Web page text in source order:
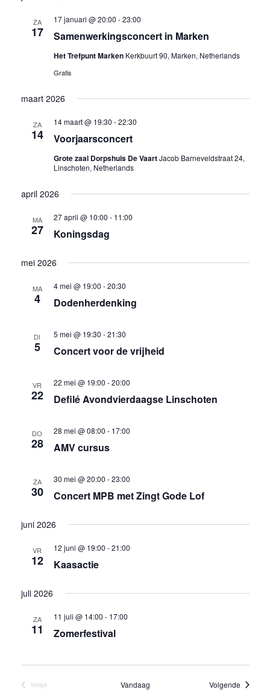
ZA
17 Samenwerkingsconcert in Marken
17 januari @ 20:00 -23:00
Het Trefpunt Marken Kerkbuurt 90, Marken, Netherlands
Gratis
maart 2026
ZA
14 Voorjaarsconcert
14 maart @ 19:30 -22:30
Grote zaal Dorpshuis De VaartJacob Barneveldstraat 24,
Linschoten, Netherlands
april 2026
MA
27 Koningsdag
27 april @ 10:00 - 11:00
mei 2026
MA
4 Dodenherdenking
4 mei @ 19:00 -20:30
DI
5 Concert voor de vrijheid
5 mei @ 19:30 -21:30
VR
22 Defilé Avondvierdaagse Linschoten
22 mei @ 19:00 -20:00
DO
28 AMV cursus
28 mei @ 08:00 - 17:00
ZA
30 Concert MPB met Zingt Gode Lof
30 mei @ 20:00 -23:00
juni 2026
VR
12 Kaasactie
12 juni @ 19:00 -21:00
juli 2026
ZA
11 Zomerfestival
11 juli @ 14:00 - 17:00
Vorige
Vandaag Volgende